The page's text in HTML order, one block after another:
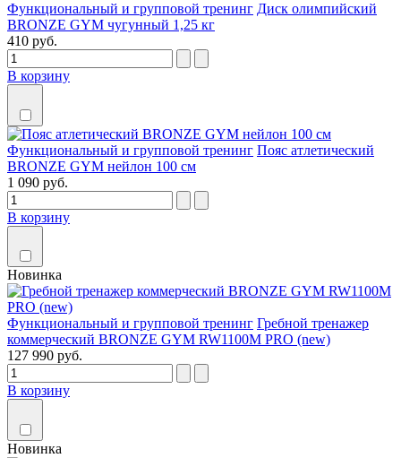
Функциональный и групповой тренинг Диск олимпийский
BRONZE GYM чугунный 1,25 кг
410 руб.
В корзину
Функциональный и групповой тренинг Пояс атлетический
BRONZE GYM нейлон 100 см
1 090 руб.
В корзину
Новинка
Функциональный и групповой тренинг Гребной тренажер
коммерческий BRONZE GYM RW1100M PRO (new)
127 990 руб.
В корзину
Новинка